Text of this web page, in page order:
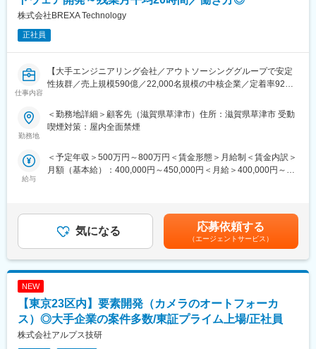
変更の範囲：会社の定める業務
リコーグループ関連事業
リコーグループの複合機、プリンタ周辺の製品開発を通じて最新
技術を身に着けながら世の中の働くひとへのお役立ちができるこ
企画・要件定義といった上流工程から、設計、実装、テスト、運
用まで、製品開発の全工程に携わることができ、開発した製品が
■キャリアパス
開発リーダー経験があることが望ましいが、まずは担当として開
■勤務地その他
仲町台事業所：神奈川県横浜市都筑区新栄町16-1
鳥取事業所：鳥取県鳥取市千代水1-100 アイシン千代水ビル
株式会社BREXA Technology
正社員
仕事内容
【大手エンジニアリング会社／アウトソーシンググループで安定
性抜群／売上規模590億／22,000名規模の中核企業／定着率92％
厚生・バックアップ体制充実／産休育休取得率100％※男性取得実
績あり／Web面接可／年間休日120日／有休取得率90％】
トローラ」「映像処理ボード」生産のための、組み込み開発（ソ
フトウェア開発）業務をお任せします。
・アナログ・デジタル設計
・ASIC/FPGA設計（Verilog-HDL）
・マイコン・メモリ回路設計
・動作シュミレーション・修正
・サンプル回路の試作・修正 他
■業務の特徴：
・具体的にはVerilog-HDLやC言語を使用しての業務となります。
・類似したツールの使用経験がある方も挑戦可能です。
勤務地
＜勤務地詳細＞顧客先（滋賀県草津市）住所：滋賀県草津市 受動
喫煙対策：屋内全面禁煙
給与
＜予定年収＞500万円～800万円＜賃金形態＞月給制＜賃金内訳＞
月額（基本給）：400,000円～450,000円＜月給＞400,000円～
月給(月額)は固定手当を含めた表記です。
気になる 応募依頼する
（エージェントサービス）
NEW
【東京23区内】要素開発（カメラのオートフォーカ
ス）◎大手企業の案件多数/東証プライム上場/正社員
株式会社アルプス技研